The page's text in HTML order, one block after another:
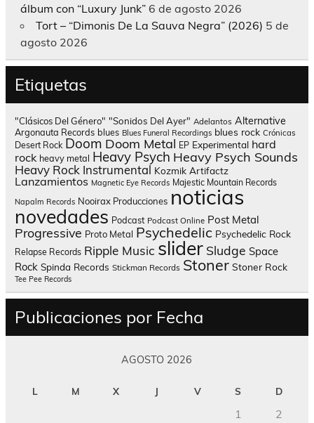
álbum con “Luxury Junk” 6 de agosto 2026
Tort – “Dimonis De La Sauva Negra” (2026) 5 de
agosto 2026
Etiquetas
"Clásicos Del Género" "Sonidos Del Ayer" Adelantos Alternative
Argonauta Records blues Blues Funeral Recordings blues rock Crónicas
Desert Rock Doom Doom Metal EP Experimental hard
rock heavy metal Heavy Psych Heavy Psych Sounds
Heavy Rock Instrumental Kozmik Artifactz
Lanzamientos Magnetic Eye Records Majestic Mountain Records
Napalm Records Nooirax Producciones noticias
novedades Podcast Podcast Online Post Metal
Progressive Proto Metal Psychedelic Psychedelic Rock
Relapse Records Ripple Music slider Sludge Space
Rock Spinda Records Stickman Records Stoner Stoner Rock
Tee Pee Records
Publicaciones por Fecha
AGOSTO 2026
L M X J V S D
1
2